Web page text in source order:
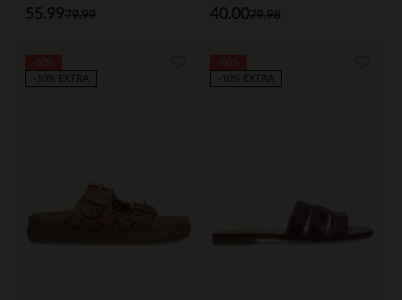
79.99
55.99 79.98
40.00
-10% EXTRA
-10% EXTRA